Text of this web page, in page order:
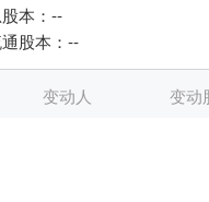
本： --
股本： --
变动人 变动